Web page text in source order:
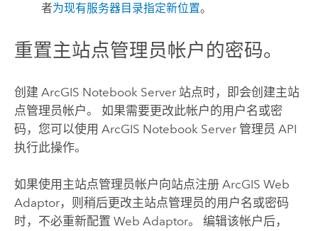
者为现有服务器目录指定新位置。
重置主站点管理员帐户的密码。
创建 ArcGIS Notebook Server站点时，即会创建主站
点管理员帐户。 如果需要更改此帐户的用户名或密
码，您可以使用 ArcGIS Notebook Server管理员 API
执行此操作。
如果使用主站点管理员帐户向站点注册 ArcGIS Web
Adaptor，则稍后更改主站点管理员的用户名或密码
时，不必重新配置 Web Adaptor。 编辑该帐户后，